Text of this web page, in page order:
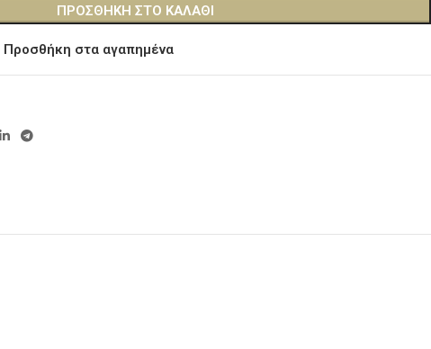
ΠΡΟΣΘΉΚΗ ΣΤΟ ΚΑΛΆΘΙ
Προσθήκη στα αγαπημένα